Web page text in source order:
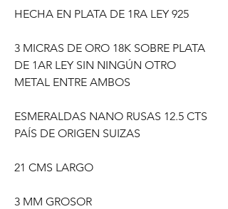
HECHA EN PLATA DE 1RA LEY 925
3 MICRAS DE ORO 18K SOBRE PLATA
DE 1AR LEY SIN NINGÚN OTRO
METAL ENTRE AMBOS
ESMERALDAS NANO RUSAS 12.5 CTS
PAÍS DE ORIGEN SUIZAS
21 CMS LARGO
3 MM GROSOR